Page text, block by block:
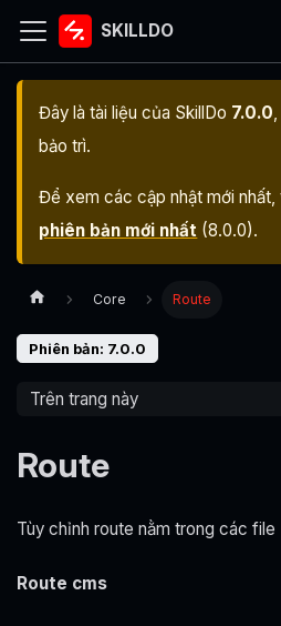
SKILLDO
Đây là tài liệu của SkillDo 7.0.0
bảo trì.
Để xem các cập nhật mới nhất,
phiên bản mới nhất (8.0.0).
Core Route
Phiên bản: 7.0.0
Trên trang này
Route
Tùy chỉnh route nằm trong các file
Route cms